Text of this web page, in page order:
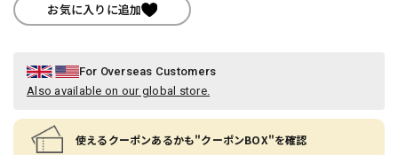
お気に入りに追加
For Overseas Customers
Also available on our global store.
使えるクーポンあるかも"クーポンBOX"を確認